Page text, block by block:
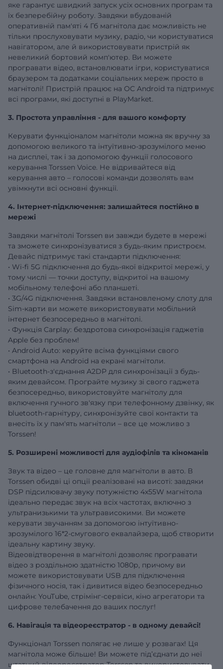
яке гарантує швидкий запуск усіх основних програм та
їх безперебійну роботу. Завдяки вбудованій
оперативній пам'яті 4 Гб магнітола дає можливість не
тільки прослуховувати музику, радіо, чи користуватися
навігатором, але й використовувати пристрій як
невеликий бортовий комп'ютер. Ви можете
програвати відео, встановлювати ігри, користуватися
браузером та додатками соціальних мереж просто в
магнітолі! Пристрій працює на ОС Android та підтримує
всі програми, які доступні в PlayMarket.
3. Простота управління - для вашого комфорту
Керувати функціоналом магнітоли можна як вручну за
допомогою великого та інтуїтивно-зрозумілого меню
на дисплеї, так і за допомогою функції голосового
керування Torssen Voice. Не відривайтеся від
керування авто – голосові команди дозволять вам
увімкнути всі основні функції.
4. Інтернет-підключення: залишайтеся постійно в
мережі
Завдяки магнітолі Torssen ви завжди будете в мережі
та зможете синхронізуватися з будь-яким пристроєм.
Девайс підтримує такі стандарти підключення:
• Wi-fi 5G підключення до будь-якої відкритої мережі, у
тому числі — точки доступу, відкритої на вашому
мобільному телефоні або планшеті.
• 3G/4G підключення. Завдяки встановленому слоту для
Sim-карти ви можете використовувати мобільний
інтернет безпосередньо в магнітолі.
• Функція Carplay: бездротова синхронізація гаджетів
Apple без проблем!
• Android Auto: керуйте всіма функціями свого
смартфона на Android на екрані магнітоли.
• Bluetooth-з'єднання A2DP для синхронізації з будь-
яким девайсом. Програйте музику зі свого гаджета
безпосередньо, використовуйте магнітолу для
включення гучного зв'язку при телефонному дзвінку, як
bluetooth-гарнітуру, синхронізуйте свої контакти та
внесіть їх у пам'ять магнітоли – все це можливо з
Torssen!
5. Розширені можливості для аудіофілів та кіноманів
Звук та відео – це головне для магнітоли в авто. В
Torssen обидві ці опції реалізовані на висоті: завдяки
DSP підсилювачу звуку потужністю 4х55W магнітола
ідеально передає звук на всіх частотах, включно з
ультранизькими та ультрависокими. Ви можете
керувати звучанням за допомогою інтуїтивно-
зрозумілого 16*2-смугового еквалайзера, щоб створити
ідеальну картину звуку.
Відеовідтворення в магнітолі дозволяє програвати
відео з роздільною здатністю 1080р, причому ви
можете використовувати USB для підключення
фізичного носія, так і дивитися відео безпосередньо
онлайн: YouTube, стрімінг-сервіси, кіно агрегатори та
цифрове телебачення до ваших послуг!
6. Навігація та відеореєстратор - в одному девайсі!
Функціонал Torssen полягає не лише у розвагах! Ця
магнітола може більше! Ви можете під’єднати до неї
штатний відеореєстратор Torssen та використовувати